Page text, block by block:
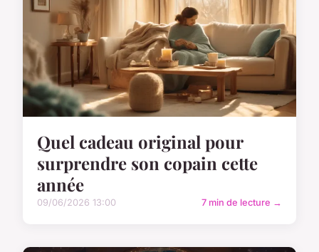
Quel cadeau original pour
surprendre son copain cette
année
09/06/2026 13:00 7 min de lecture →